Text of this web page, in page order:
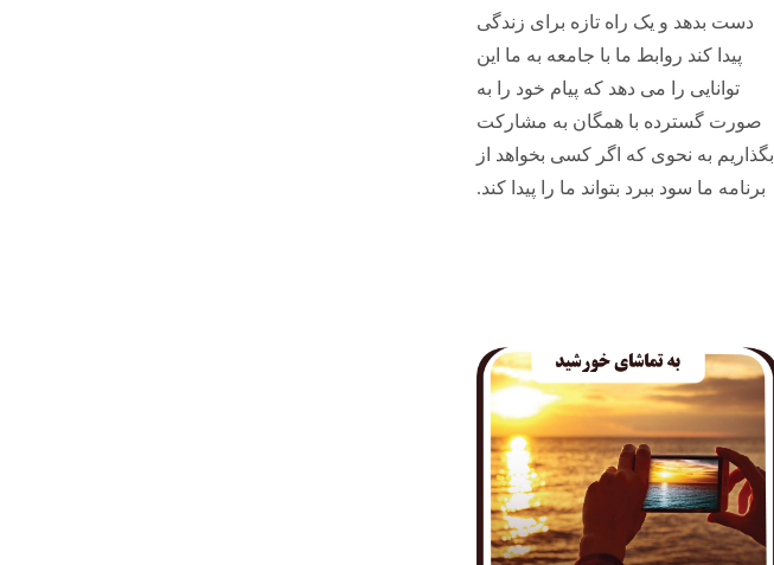
دست بدهد و یک راه تازه برای زندگی
پیدا کند روابط ما با جامعه به ما این
توانایی را می دهد که پیام خود را به
صورت گسترده با همگان به مشارکت
بگذاریم به نحوی که اگر کسی بخواهد از
برنامه ما سود ببرد بتواند ما را پیدا کند.